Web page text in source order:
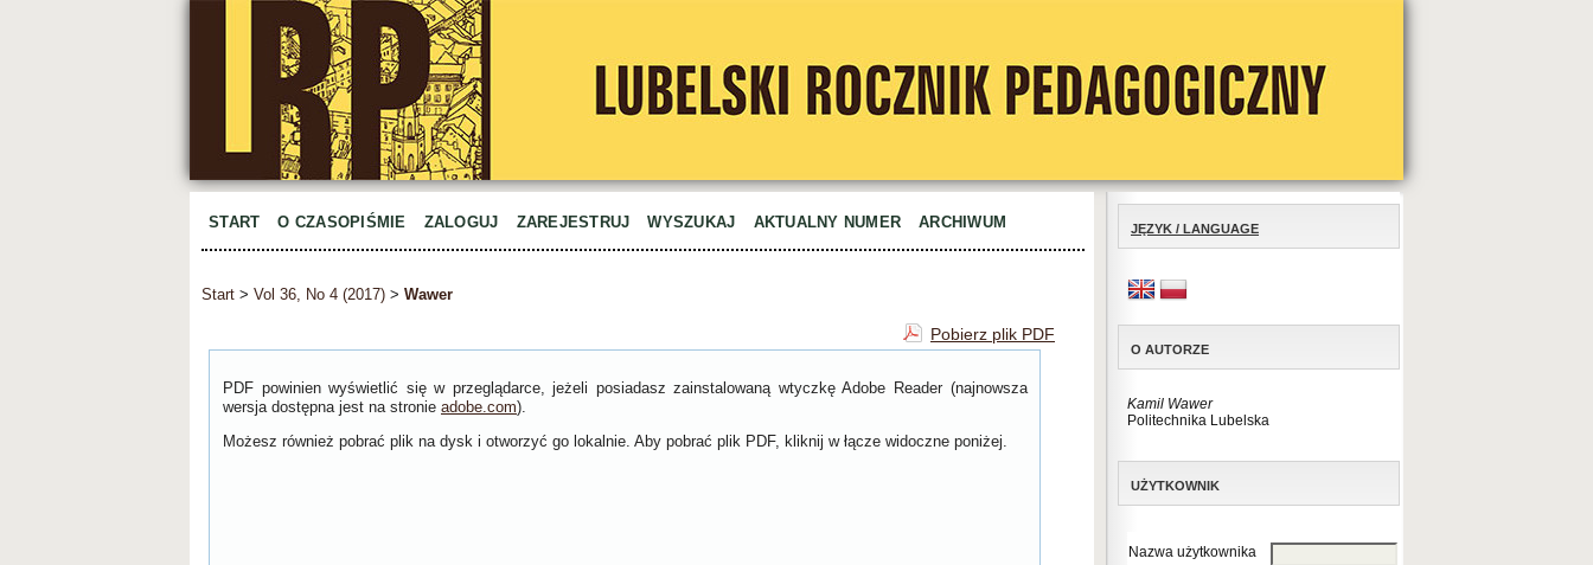
JĘZYK / LANGUAGE
O AUTORZE
Kamil Wawer
Politechnika Lubelska
UŻYTKOWNIK
Nazwa użytkownika
START O CZASOPIŚMIE ZALOGUJ ZAREJESTRUJ WYSZUKAJ AKTUALNY NUMER ARCHIWUM
Start > Vol 36, No 4 (2017) > Wawer
Pobierz plik PDF
PDF powinien wyświetlić się w przeglądarce, jeżeli posiadasz zainstalowaną wtyczkę Adobe Reader (najnowsza
wersja dostępna jest na stronie adobe.com).
Możesz również pobrać plik na dysk i otworzyć go lokalnie. Aby pobrać plik PDF, kliknij w łącze widoczne poniżej.